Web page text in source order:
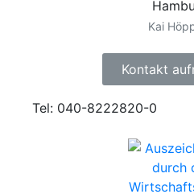
Kai
Kontakt
Tel: 040-8222820-0